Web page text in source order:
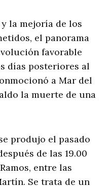
la mejoría de los
el panorama
favorable
días posteriores al
a Mar del
la muerte de una
produjo el pasado
de las 19.00
entre las
Se trata de un